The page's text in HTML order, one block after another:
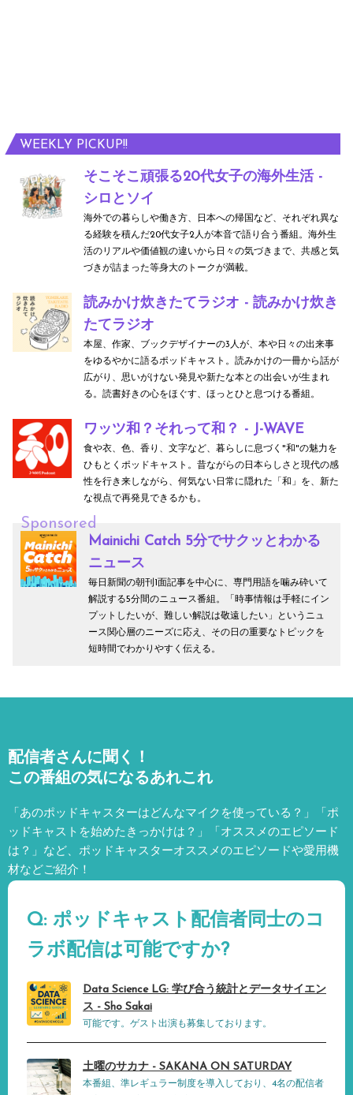
WEEKLY PICKUP!!
そこそこ頑張る20代女子の海外生活 -
シロとソイ
海外での暮らしや働き方、日本への帰国など、それぞれ異な
る経験を積んだ20代女子2人が本音で語り合う番組。海外生
活のリアルや価値観の違いから日々の気づきまで、共感と気
づきが詰まった等身大のトークが満載。
読みかけ炊きたてラジオ - 読みかけ炊き
たてラジオ
本屋、作家、ブックデザイナーの3人が、本や日々の出来事
をゆるやかに語るポッドキャスト。読みかけの一冊から話が
広がり、思いがけない発見や新たな本との出会いが生まれ
る。読書好きの心をほぐす、ほっとひと息つける番組。
ワッツ和？それって和？ - J-WAVE
食や衣、色、香り、文字など、暮らしに息づく"和"の魅力を
ひもとくポッドキャスト。昔ながらの日本らしさと現代の感
性を行き来しながら、何気ない日常に隠れた「和」を、新た
な視点で再発見できるかも。
Sponsored
Mainichi Catch 5分でサクッとわかる
ニュース
毎日新聞の朝刊1面記事を中心に、専門用語を噛み砕いて
解説する5分間のニュース番組。「時事情報は手軽にイン
プットしたいが、難しい解説は敬遠したい」というニュ
ース関心層のニーズに応え、その日の重要なトピックを
短時間でわかりやすく伝える。
配信者さんに聞く！
この番組の気になるあれこれ
「あのポッドキャスターはどんなマイクを使っている？」「ポ
ッドキャストを始めたきっかけは？」「オススメのエピソード
は？」など、 ポッドキャスターオススメのエピソードや愛用機
材などご紹介！
Q: ポッドキャスト配信者同士のコ
ラボ配信は可能ですか?
Data Science LG: 学び合う統計とデータサイエン
ス - Sho Sakai
可能です。ゲスト出演も募集しております。
土曜のサカナ - SAKANA ON SATURDAY
本番組、準レギュラー制度を導入しており、4名の配信者